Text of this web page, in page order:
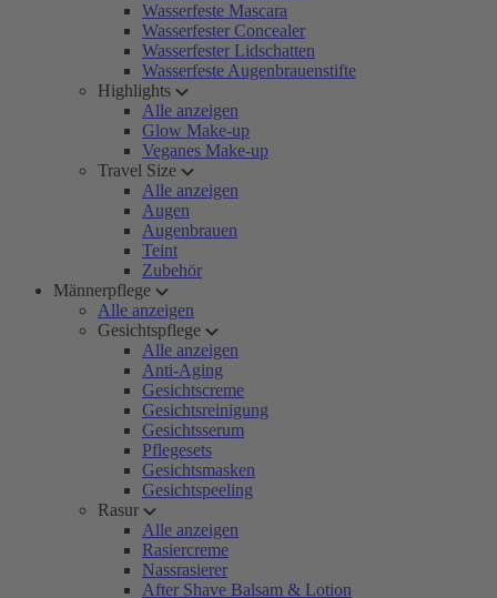
Wasserfeste Mascara
Wasserfester Concealer
Wasserfester Lidschatten
Wasserfeste Augenbrauenstifte
Highlights
Alle anzeigen
Glow Make-up
Veganes Make-up
Travel Size
Alle anzeigen
Augen
Augenbrauen
Teint
Zubehör
Männerpflege
Alle anzeigen
Gesichtspflege
Alle anzeigen
Anti-Aging
Gesichtscreme
Gesichtsreinigung
Gesichtsserum
Pflegesets
Gesichtsmasken
Gesichtspeeling
Rasur
Alle anzeigen
Rasiercreme
Nassrasierer
After Shave Balsam & Lotion